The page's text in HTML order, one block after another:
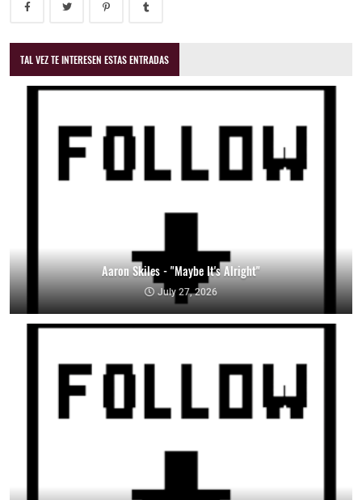
TAL VEZ TE INTERESEN ESTAS ENTRADAS
Aaron Skiles - "Maybe It's Alright"
July 27, 2026